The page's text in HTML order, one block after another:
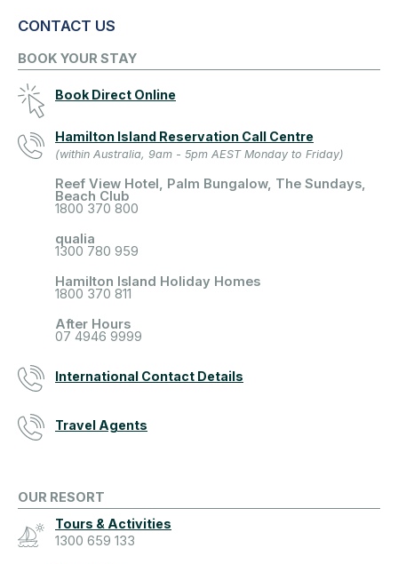
CONTACT US
BOOK YOUR STAY
Book Direct Online
Hamilton Island Reservation Call Centre
(within Australia, 9am - 5pm AEST Monday to Friday)
Reef View Hotel, Palm Bungalow, The Sundays,
Beach Club
1800 370 800
qualia
1300 780 959
Hamilton Island Holiday Homes
1800 370 811
After Hours
07 4946 9999
International Contact Details
Travel Agents
OUR RESORT
Tours & Activities
1300 659 133